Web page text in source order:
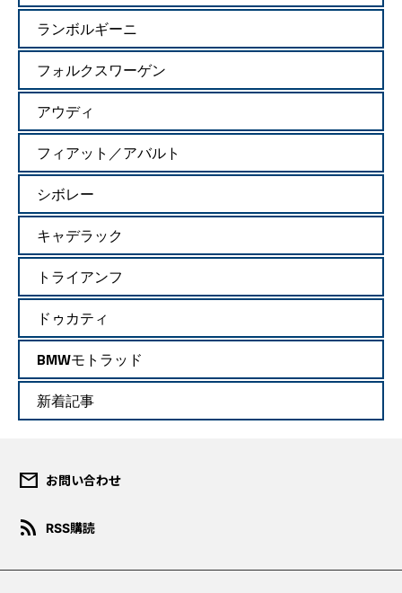
ランボルギーニ
フォルクスワーゲン
アウディ
フィアット／アバルト
シボレー
キャデラック
トライアンフ
ドゥカティ
BMWモトラッド
新着記事
このコンテンツは、報道目的ま
にのみご使用いただくことがで
mail お問い合わせ
rss_feed RSS購読